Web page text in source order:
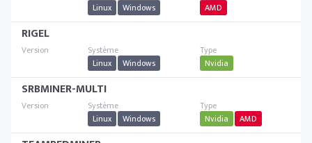
Linux Windows AMD
RIGEL
Linux Windows Nvidia
SRBMINER-MULTI
Linux Windows Nvidia AMD